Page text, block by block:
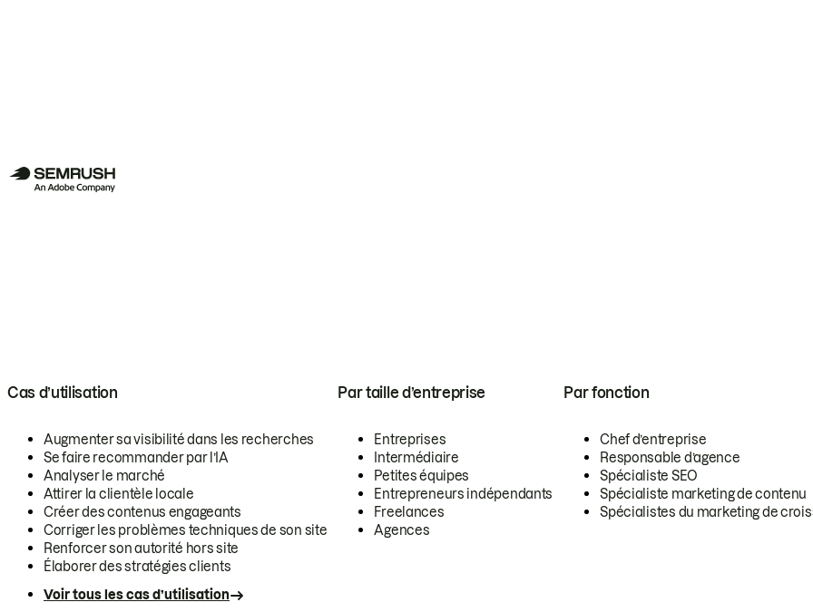
Cas d’utilisation
Augmenter sa visibilité dans les recherches
Se faire recommander par l’IA
Analyser le marché
Attirer la clientèle locale
Créer des contenus engageants
Corriger les problèmes techniques de son site
Renforcer son autorité hors site
Élaborer des stratégies clients
Voir tous les cas d’utilisation
Par taille d’entreprise
Entreprises
Intermédiaire
Petites équipes
Entrepreneurs indépendants
Freelances
Agences
Par fonction
Chef d’entreprise
Responsable d’agence
Spécialiste SEO
Spécialiste marketing de contenu
Spécialistes du marketing de